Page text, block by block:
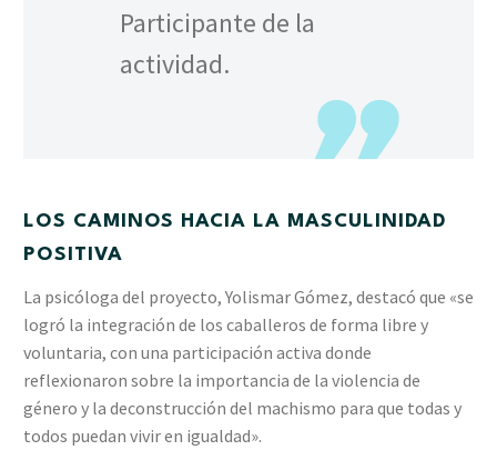
Participante de la
actividad.
LOS CAMINOS HACIA LA MASCULINIDAD
POSITIVA
La psicóloga del proyecto, Yolismar Gómez, destacó que «se
logró la integración de los caballeros de forma libre y
voluntaria, con una participación activa donde
reflexionaron sobre la importancia de la violencia de
género y la deconstrucción del machismo para que todas y
todos puedan vivir en igualdad».